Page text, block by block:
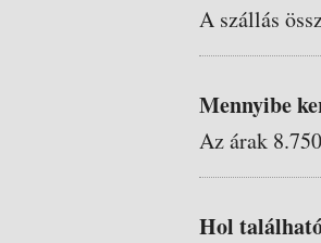
A szállás
Mennyibe
Az árak
Hol